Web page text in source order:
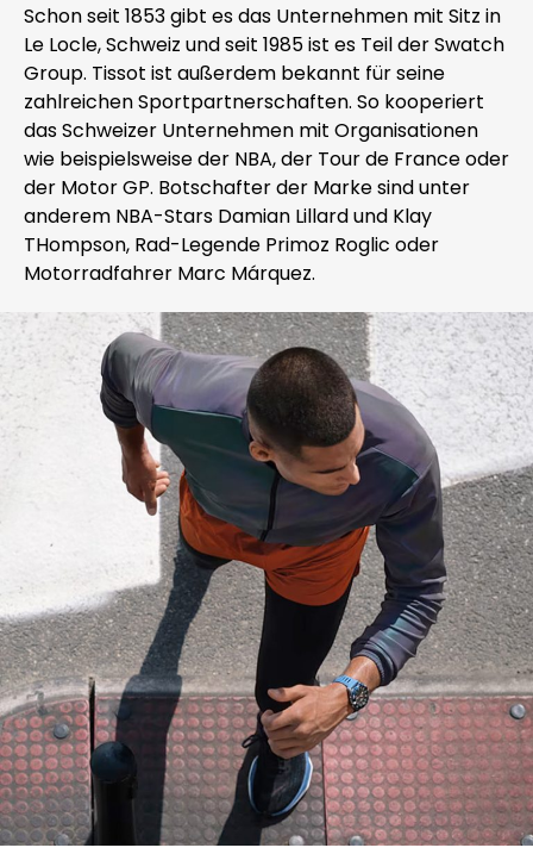
Schon seit 1853 gibt es das Unternehmen mit Sitz in
Le Locle, Schweiz und seit 1985 ist es Teil der Swatch
Group. Tissot ist außerdem bekannt für seine
zahlreichen Sportpartnerschaften. So kooperiert
das Schweizer Unternehmen mit Organisationen
wie beispielsweise der NBA, der Tour de France oder
der Motor GP. Botschafter der Marke sind unter
anderem NBA-Stars Damian Lillard und Klay
THompson, Rad-Legende Primoz Roglic oder
Motorradfahrer Marc Márquez.